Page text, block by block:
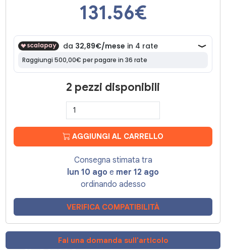
131.56€
2 pezzi disponibili
AGGIUNGI AL CARRELLO
Consegna stimata tra
lun 10 ago e mer 12 ago
ordinando adesso
VERIFICA COMPATIBILITÀ
Fai una domanda sull'articolo